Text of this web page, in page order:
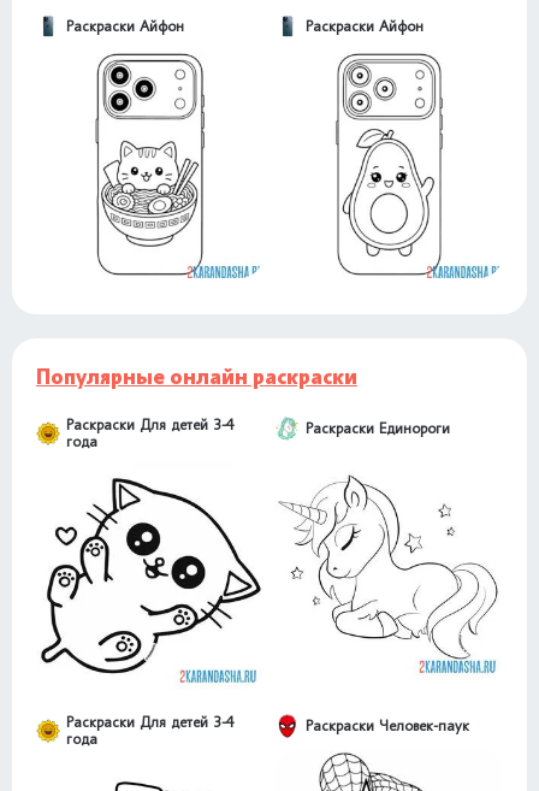
Раскраски Айфон Раскраски Айфон
Популярные онлайн раскраски
Раскраски Для детей 3-4
года
Раскраски Единороги
Раскраски Для детей 3-4
года
Раскраски Человек-паук